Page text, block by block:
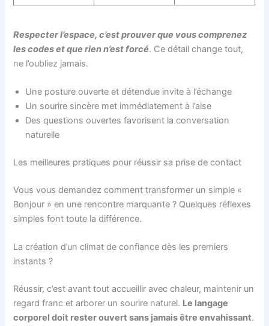
Respecter l’espace, c’est prouver que vous comprenez
les codes et que rien n’est forcé. Ce détail change tout,
ne l’oubliez jamais.
Une posture ouverte et détendue invite à l’échange
Un sourire sincère met immédiatement à l’aise
Des questions ouvertes favorisent la conversation
naturelle
Les meilleures pratiques pour réussir sa prise de contact
Vous vous demandez comment transformer un simple «
Bonjour » en une rencontre marquante ? Quelques réflexes
simples font toute la différence.
La création d’un climat de confiance dès les premiers
instants ?
Réussir, c’est avant tout accueillir avec chaleur, maintenir un
regard franc et arborer un sourire naturel. Le langage
corporel doit rester ouvert sans jamais être envahissant.